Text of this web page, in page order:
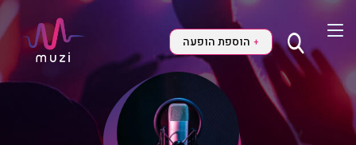
+ הוספת הופעה